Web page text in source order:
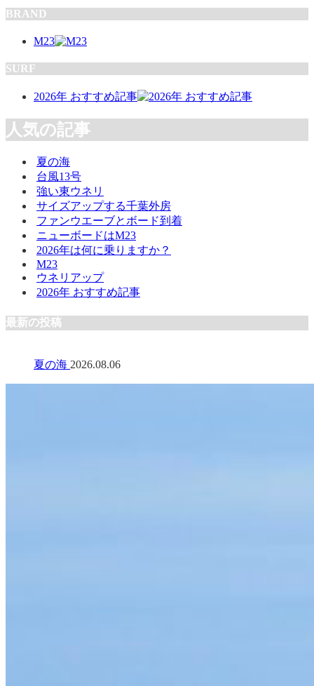
BRAND
M23
SURF
2026年 おすすめ記事
人気の記事
夏の海
台風13号
強い東ウネリ
サイズアップする千葉外房
ファンウエーブとボード到着
ニューボードはM23
2026年は何に乗りますか？
M23
ウネリアップ
2026年 おすすめ記事
最新の投稿
夏の海 2026.08.06